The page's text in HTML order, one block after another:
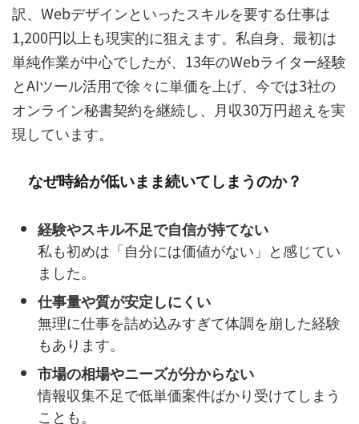
訳、Webデザインといったスキルを要する仕事は
1,200円以上も現実的に狙えます。私自身、最初は
単純作業が中心でしたが、13年のWebライター経験
とAIツール活用で徐々に単価を上げ、今では3社の
オンライン秘書契約を継続し、月収30万円超えを実
現しています。
なぜ時給が低いまま続いてしまうのか？
経験やスキル不足で自信が持てない
私も初めは「自分には価値がない」と感じてい
ました。
仕事量や質が安定しにくい
無理に仕事を詰め込みすぎて体調を崩した経験
もあります。
市場の相場やニーズが分からない
情報収集不足で低単価案件ばかり受けてしまう
ことも。